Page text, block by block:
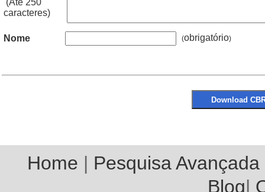
(Até 250
caracteres)
Nome (obrigatório
Home | Pesquisa Avançada
Blog|